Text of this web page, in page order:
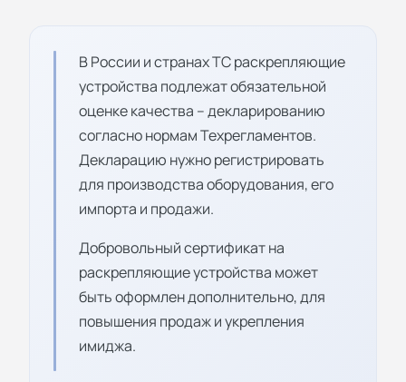
В России и странах ТС раскрепляющие
устройства подлежат обязательной
оценке качества – декларированию
согласно нормам Техрегламентов.
Декларацию нужно регистрировать
для производства оборудования, его
импорта и продажи.
Добровольный сертификат на
раскрепляющие устройства может
быть оформлен дополнительно, для
повышения продаж и укрепления
имиджа.